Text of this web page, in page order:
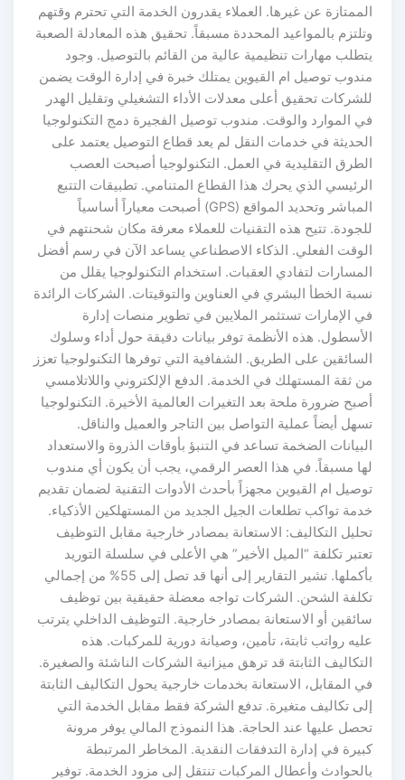
الممتازة عن غيرها. العملاء يقدرون الخدمة التي تحترم وقتهم
وتلتزم بالمواعيد المحددة مسبقاً. تحقيق هذه المعادلة الصعبة
يتطلب مهارات تنظيمية عالية من القائم بالتوصيل. وجود
مندوب توصيل ام القيوين يمتلك خبرة في إدارة الوقت يضمن
للشركات تحقيق أعلى معدلات الأداء التشغيلي وتقليل الهدر
في الموارد والوقت. مندوب توصيل الفجيرة دمج التكنولوجيا
الحديثة في خدمات النقل لم يعد قطاع التوصيل يعتمد على
الطرق التقليدية في العمل. التكنولوجيا أصبحت العصب
الرئيسي الذي يحرك هذا القطاع المتنامي. تطبيقات التتبع
المباشر وتحديد المواقع (GPS) أصبحت معياراً أساسياً
للجودة. تتيح هذه التقنيات للعملاء معرفة مكان شحنتهم في
الوقت الفعلي. الذكاء الاصطناعي يساعد الآن في رسم أفضل
المسارات لتفادي العقبات. استخدام التكنولوجيا يقلل من
نسبة الخطأ البشري في العناوين والتوقيتات. الشركات الرائدة
في الإمارات تستثمر الملايين في تطوير منصات إدارة
الأسطول. هذه الأنظمة توفر بيانات دقيقة حول أداء وسلوك
السائقين على الطريق. الشفافية التي توفرها التكنولوجيا تعزز
من ثقة المستهلك في الخدمة. الدفع الإلكتروني واللاتلامسي
أصبح ضرورة ملحة بعد التغيرات العالمية الأخيرة. التكنولوجيا
تسهل أيضاً عملية التواصل بين التاجر والعميل والناقل.
البيانات الضخمة تساعد في التنبؤ بأوقات الذروة والاستعداد
لها مسبقاً. في هذا العصر الرقمي، يجب أن يكون أي مندوب
توصيل ام القيوين مجهزاً بأحدث الأدوات التقنية لضمان تقديم
خدمة تواكب تطلعات الجيل الجديد من المستهلكين الأذكياء.
تحليل التكاليف: الاستعانة بمصادر خارجية مقابل التوظيف
تعتبر تكلفة “الميل الأخير” هي الأعلى في سلسلة التوريد
بأكملها. تشير التقارير إلى أنها قد تصل إلى 55% من إجمالي
تكلفة الشحن. الشركات تواجه معضلة حقيقية بين توظيف
سائقين أو الاستعانة بمصادر خارجية. التوظيف الداخلي يترتب
عليه رواتب ثابتة، تأمين، وصيانة دورية للمركبات. هذه
التكاليف الثابتة قد ترهق ميزانية الشركات الناشئة والصغيرة.
في المقابل، الاستعانة بخدمات خارجية يحول التكاليف الثابتة
إلى تكاليف متغيرة. تدفع الشركة فقط مقابل الخدمة التي
تحصل عليها عند الحاجة. هذا النموذج المالي يوفر مرونة
كبيرة في إدارة التدفقات النقدية. المخاطر المرتبطة
بالحوادث وأعطال المركبات تنتقل إلى مزود الخدمة. توفير